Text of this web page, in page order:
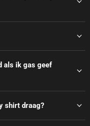
als ik gas geef
shirt draag?